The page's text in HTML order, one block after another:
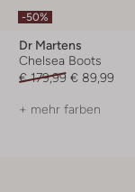
-50%
Dr Martens
Chelsea Boots
€ 179,99 € 89,99
+ mehr farben